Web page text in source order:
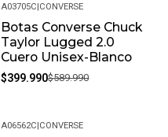
-32%
A03705C|CONVERSE
Botas Converse Chuck
Taylor Lugged 2.0
Cuero Unisex-Blanco
$399.990$589.990
A06562C|CONVERSE